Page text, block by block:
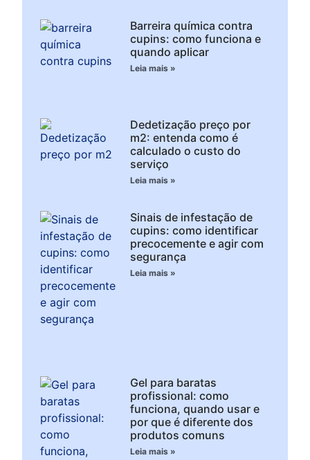
Barreira química contra
cupins: como funciona e
quando aplicar
Leia mais »
Dedetização preço por
m2: entenda como é
calculado o custo do
serviço
Leia mais »
Sinais de infestação de
cupins: como identificar
precocemente e agir com
segurança
Leia mais »
Gel para baratas
profissional: como
funciona, quando usar e
por que é diferente dos
produtos comuns
Leia mais »